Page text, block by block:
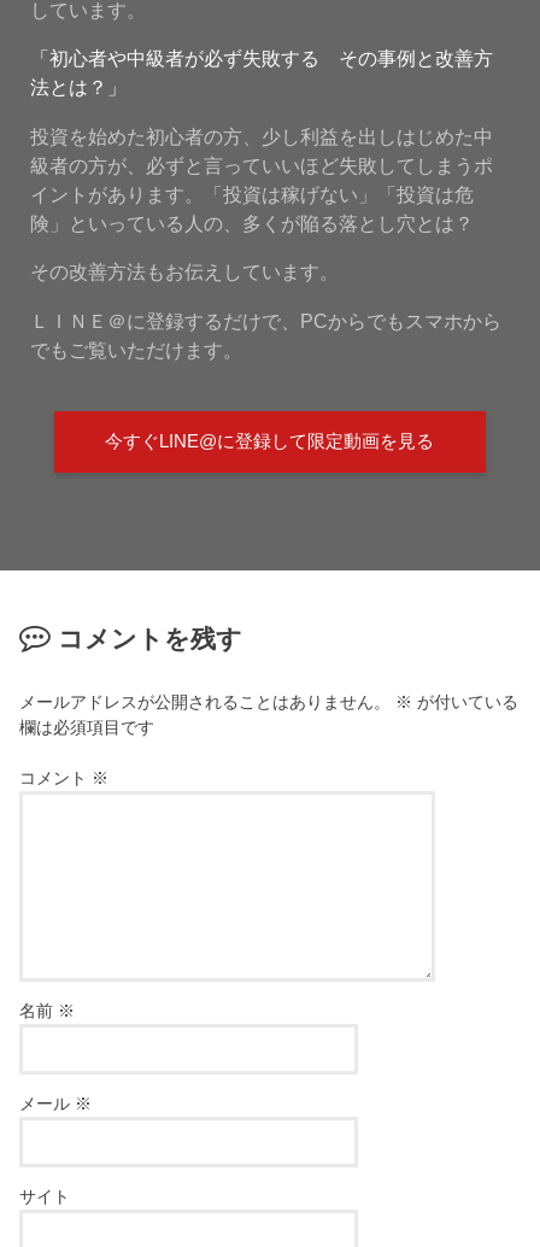
しています。
「初心者や中級者が必ず失敗する その事例と改善方
法とは？」
投資を始めた初心者の方、少し利益を出しはじめた中
級者の方が、必ずと言っていいほど失敗してしまうポ
イントがあります。「投資は稼げない」「投資は危
険」といっている人の、多くが陥る落とし穴とは？
その改善方法もお伝えしています。
ＬＩＮＥ＠に登録するだけで、PCからでもスマホから
でもご覧いただけます。
今すぐLINE@に登録して限定動画を見る
コメントを残す
メールアドレスが公開されることはありません。 ※ が付いている
欄は必須項目です
コメント ※
名前 ※
メール ※
サイト